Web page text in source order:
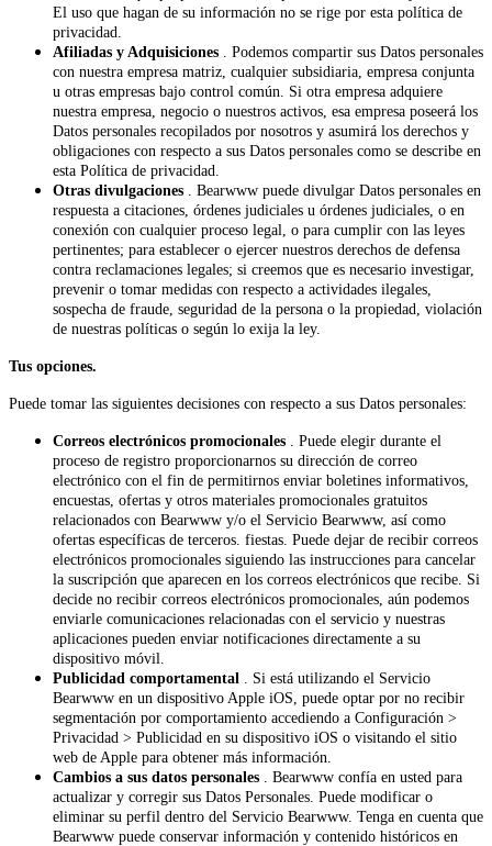
El uso que hagan de su información no se rige por esta política de
privacidad.
Afiliadas y Adquisiciones . Podemos compartir sus Datos personales
con nuestra empresa matriz, cualquier subsidiaria, empresa conjunta
u otras empresas bajo control común. Si otra empresa adquiere
nuestra empresa, negocio o nuestros activos, esa empresa poseerá los
Datos personales recopilados por nosotros y asumirá los derechos y
obligaciones con respecto a sus Datos personales como se describe en
esta Política de privacidad.
Otras divulgaciones . Bearwww puede divulgar Datos personales en
respuesta a citaciones, órdenes judiciales u órdenes judiciales, o en
conexión con cualquier proceso legal, o para cumplir con las leyes
pertinentes; para establecer o ejercer nuestros derechos de defensa
contra reclamaciones legales; si creemos que es necesario investigar,
prevenir o tomar medidas con respecto a actividades ilegales,
sospecha de fraude, seguridad de la persona o la propiedad, violación
de nuestras políticas o según lo exija la ley.
Tus opciones.
Puede tomar las siguientes decisiones con respecto a sus Datos personales:
Correos electrónicos promocionales . Puede elegir durante el
proceso de registro proporcionarnos su dirección de correo
electrónico con el fin de permitirnos enviar boletines informativos,
encuestas, ofertas y otros materiales promocionales gratuitos
relacionados con Bearwww y/o el Servicio Bearwww, así como
ofertas específicas de terceros. fiestas. Puede dejar de recibir correos
electrónicos promocionales siguiendo las instrucciones para cancelar
la suscripción que aparecen en los correos electrónicos que recibe. Si
decide no recibir correos electrónicos promocionales, aún podemos
enviarle comunicaciones relacionadas con el servicio y nuestras
aplicaciones pueden enviar notificaciones directamente a su
dispositivo móvil.
Publicidad comportamental . Si está utilizando el Servicio
Bearwww en un dispositivo Apple iOS, puede optar por no recibir
segmentación por comportamiento accediendo a Configuración >
Privacidad > Publicidad en su dispositivo iOS o visitando el sitio
web de Apple para obtener más información.
Cambios a sus datos personales . Bearwww confía en usted para
actualizar y corregir sus Datos Personales. Puede modificar o
eliminar su perfil dentro del Servicio Bearwww. Tenga en cuenta que
Bearwww puede conservar información y contenido históricos en